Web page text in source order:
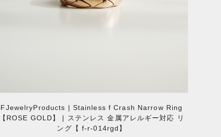
FJewelryProducts | Stainless f Crash Narrow Ring
【ROSE GOLD】 | ステンレス 金属アレルギー対応 リ
ング【 f-r-014rgd】